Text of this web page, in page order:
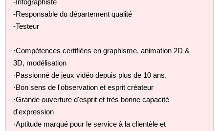
-Responsable du département qualité
-Testeur
·Compétences certifiées en graphisme, animation 2D &
3D, modélisation
·Passionné de jeux vidéo depuis plus de 10 ans.
·Bon sens de l'observation et esprit créateur
·Grande ouverture d'esprit et très bonne capacité
d'expression
·Aptitude marqué pour le service à la clientèle et